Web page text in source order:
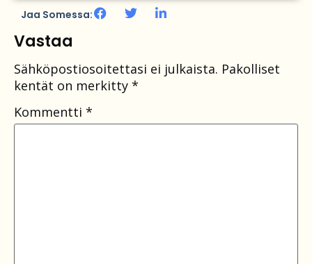
Jaa Somessa:
Vastaa
Sähköpostiosoitettasi ei julkaista. Pakolliset
kentät on merkitty *
Kommentti *